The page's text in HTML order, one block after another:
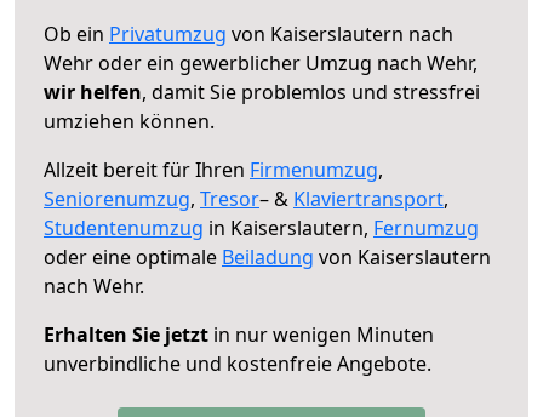
Ob ein Privatumzug von Kaiserslautern nach
Wehr oder ein gewerblicher Umzug nach Wehr,
wir helfen, damit Sie problemlos und stressfrei
umziehen können.
Allzeit bereit für Ihren Firmenumzug,
Seniorenumzug, Tresor– & Klaviertransport,
Studentenumzug in Kaiserslautern, Fernumzug
oder eine optimale Beiladung von Kaiserslautern
nach Wehr.
Erhalten Sie jetzt in nur wenigen Minuten
unverbindliche und kostenfreie Angebote.